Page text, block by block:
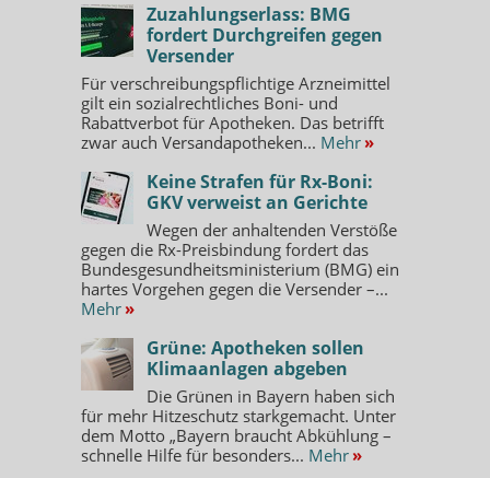
Zuzahlungserlass: BMG
fordert Durchgreifen gegen
Versender
Für verschreibungspflichtige Arzneimittel
gilt ein sozialrechtliches Boni- und
Rabattverbot für Apotheken. Das betrifft
zwar auch Versandapotheken... Mehr »
Keine Strafen für Rx-Boni:
GKV verweist an Gerichte
Wegen der anhaltenden Verstöße
gegen die Rx-Preisbindung fordert das
Bundesgesundheitsministerium (BMG) ein
hartes Vorgehen gegen die Versender –...
Mehr »
Grüne: Apotheken sollen
Klimaanlagen abgeben
Die Grünen in Bayern haben sich
für mehr Hitzeschutz starkgemacht. Unter
dem Motto „Bayern braucht Abkühlung –
schnelle Hilfe für besonders... Mehr »